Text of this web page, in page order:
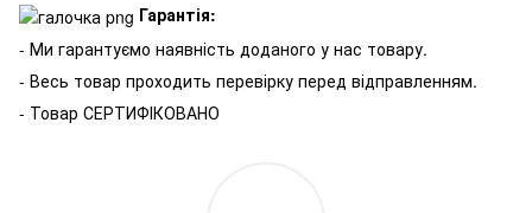
Гарантія:
- Ми гарантуємо наявність доданого у нас товару.
- Весь товар проходить перевірку перед відправленням.
- Товар СЕРТИФІКОВАНО